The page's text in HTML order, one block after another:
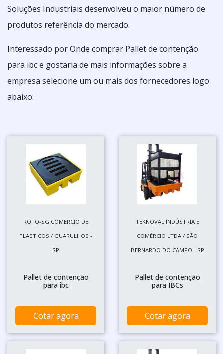
Soluções Industriais desenvolveu o maior número de
produtos referência do mercado.
Interessado por Onde comprar Pallet de contenção
para ibc e gostaria de mais informações sobre a
empresa selecione um ou mais dos fornecedores logo
abaixo:
ROTO-SG COMERCIO DE
PLASTICOS / GUARULHOS -
SP
Pallet de contenção
para ibc
Cotar agora
TEKNOVAL INDÚSTRIA E
COMÉRCIO LTDA / SÃO
BERNARDO DO CAMPO - SP
Pallet de contenção
para IBCs
Cotar agora